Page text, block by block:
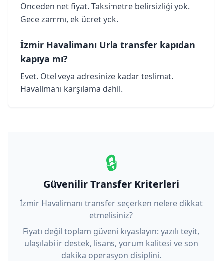
Önceden net fiyat. Taksimetre belirsizliği yok.
Gece zammı, ek ücret yok.
İzmir Havalimanı Urla transfer kapıdan
kapıya mı?
Evet. Otel veya adresinize kadar teslimat.
Havalimanı karşılama dahil.
🔒
Güvenilir Transfer Kriterleri
İzmir Havalimanı transfer seçerken nelere dikkat
etmelisiniz?
Fiyatı değil toplam güveni kıyaslayın: yazılı teyit,
ulaşılabilir destek, lisans, yorum kalitesi ve son
dakika operasyon disiplini.